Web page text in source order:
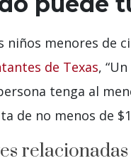
niños menores de
de Texas,
tenga al
de no menos de